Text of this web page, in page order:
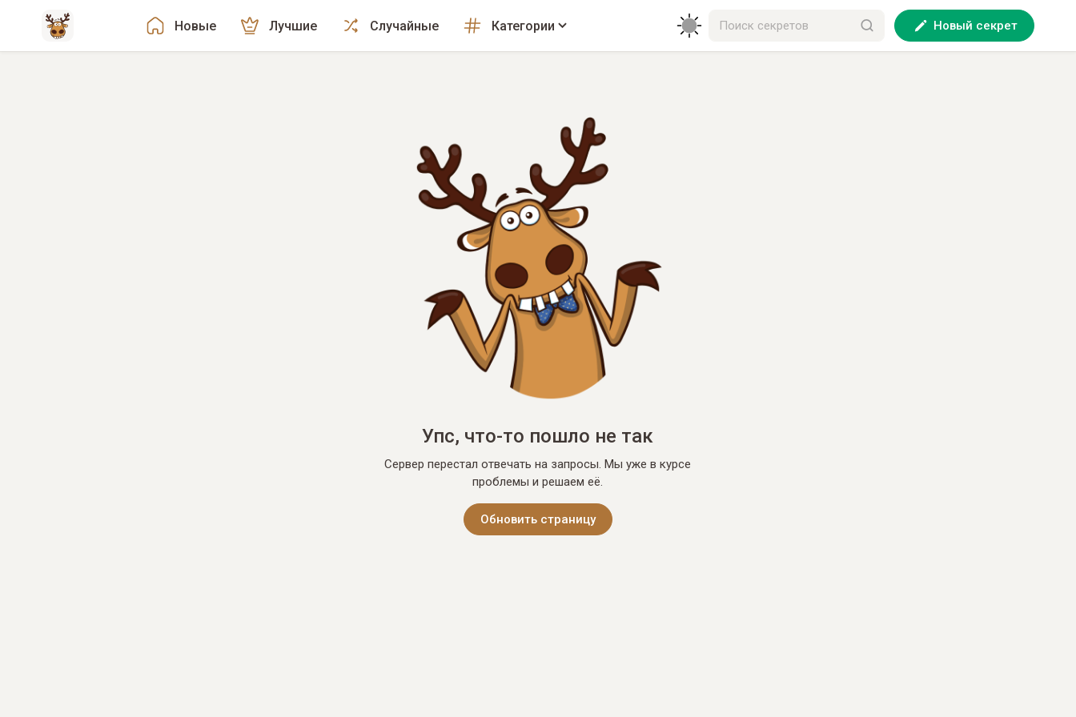
Новые Лучшие Случайные Категории Новый секрет
Упс, что-то пошло не так
Сервер перестал отвечать на запросы. Мы уже в курсе
проблемы и решаем её.
Обновить страницу